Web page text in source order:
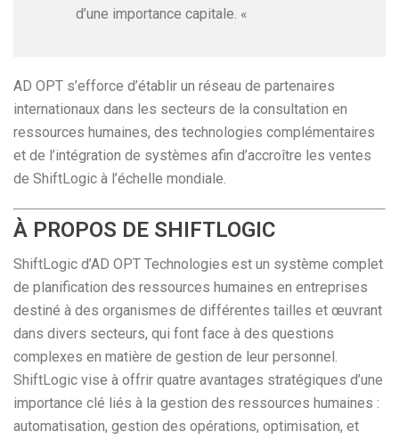
d’une importance capitale. «
AD OPT s’efforce d’établir un réseau de partenaires
internationaux dans les secteurs de la consultation en
ressources humaines, des technologies complémentaires
et de l’intégration de systèmes afin d’accroître les ventes
de ShiftLogic à l’échelle mondiale.
À PROPOS DE SHIFTLOGIC
ShiftLogic d’AD OPT Technologies est un système complet
de planification des ressources humaines en entreprises
destiné à des organismes de différentes tailles et œuvrant
dans divers secteurs, qui font face à des questions
complexes en matière de gestion de leur personnel.
ShiftLogic vise à offrir quatre avantages stratégiques d’une
importance clé liés à la gestion des ressources humaines :
automatisation, gestion des opérations, optimisation, et